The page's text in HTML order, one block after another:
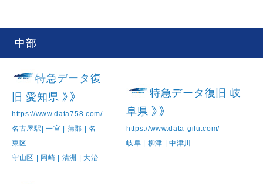
中部
特急データ復
旧 愛知県 》》
https://www.data758.com/
名古屋駅| 一宮 | 蒲郡 | 名
東区
守山区 | 岡崎 | 清洲 | 大治
特急データ復旧 岐
阜県 》》
https://www.data-gifu.com/
岐阜 | 柳津 | 中津川